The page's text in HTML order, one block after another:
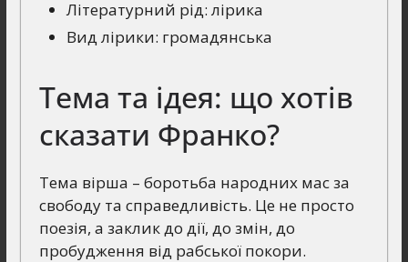
Літературний рід: лірика
Вид лірики: громадянська
Тема та ідея: що хотів
сказати Франко?
Тема вірша – боротьба народних мас за
свободу та справедливість. Це не просто
поезія, а заклик до дії, до змін, до
пробудження від рабської покори.